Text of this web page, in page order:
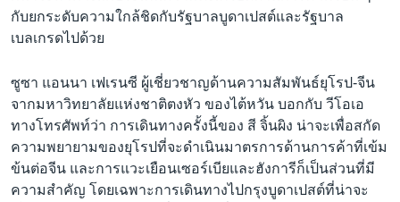
กับยกระดับความใกล้ชิดกับรัฐบาลบูดาเปสต์และรัฐบาล
เบลเกรดไปด้วย
ซูซา แอนนา เฟเรนซี ผู้เชี่ยวชาญด้านความสัมพันธ์ยุโรป-จีน
จากมหาวิทยาลัยแห่งชาติตงหัว ของไต้หวัน บอกกับ วีโอเอ
ทางโทรศัพท์ว่า การเดินทางครั้งนี้ของ สี จิ้นผิง น่าจะเพื่อสกัด
ความพยายามของยุโรปที่จะดำเนินมาตรการด้านการค้าที่เข้ม
ข้นต่อจีน และการแวะเยือนเซอร์เบียและฮังการีก็เป็นส่วนที่มี
ความสำคัญ โดยเฉพาะการเดินทางไปกรุงบูดาเปสต์ที่น่าจะ